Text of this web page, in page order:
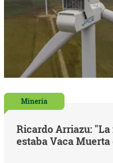
Minería
Ricardo Arriazu:
estaba Vaca Muerta